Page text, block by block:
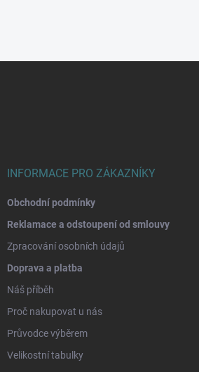
INFORMACE PRO ZÁKAZNÍKY
Obchodní podmínky
Reklamace a odstoupení od smlouvy
Zpracování osobních údajů
Doprava a platba
Náš příběh
Proč nakupovat u nás
Průvodce výběrem
Velikostní tabulky